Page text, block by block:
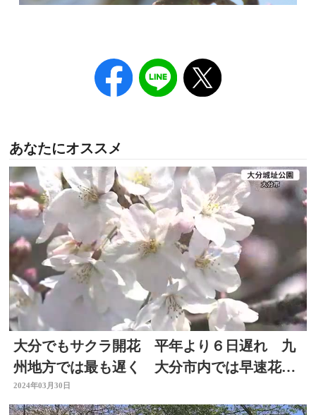
あなたにオススメ
大分でもサクラ開花 平年より６日遅れ 九
州地方では最も遅く 大分市内では早速花見
客も
2024年03月30日